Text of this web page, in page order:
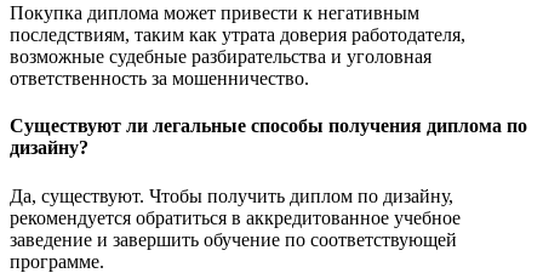
Покупка диплома может привести к негативным
последствиям, таким как утрата доверия работодателя,
возможные судебные разбирательства и уголовная
ответственность за мошенничество.
Существуют ли легальные способы получения диплома по
дизайну?
Да, существуют. Чтобы получить диплом по дизайну,
рекомендуется обратиться в аккредитованное учебное
заведение и завершить обучение по соответствующей
программе.